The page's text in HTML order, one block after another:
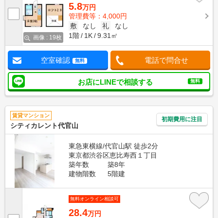
画像 : 19枚
5.8万円
管理費等：4,000円
敷
なし 礼
なし
1階
1K 9.31㎡
空室確認 無料 電話で問合せ
お店にLINEで相談する 無料
賃貸マンション
シティカレント代官山
初期費用に注目
東急東横線/代官山駅 徒歩2分
東京都渋谷区恵比寿西１丁目
築年数
築8年
建物階数
5階建
無料オンライン相談可
28.4万円